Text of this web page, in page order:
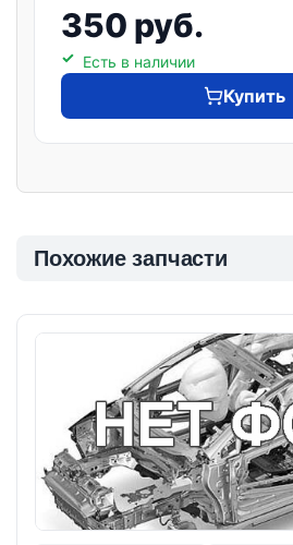
350 руб.
Есть в наличии
Купить
Похожие запчасти